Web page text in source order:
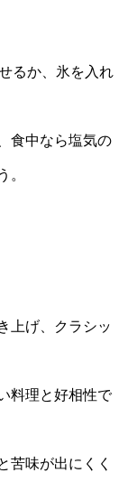
るか、氷を入れ
食中なら塩気の
。
上げ、クラシッ
料理と好相性で
苦味が出にくく